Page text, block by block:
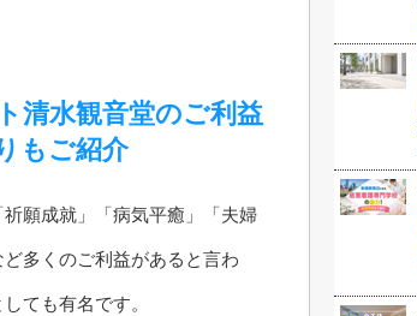
清水観音堂のご利益
もご紹介
願成就」「病気平癒」「夫婦
多くのご利益があると言わ
ても有名です。